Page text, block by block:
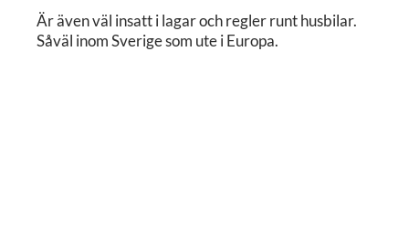
Är även väl insatt i lagar och regler runt husbilar.
Såväl inom Sverige som ute i Europa.